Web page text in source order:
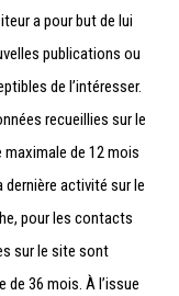
a pour but de lui
publications ou
de l’intéresser.
recueillies sur le
de 12 mois
activité sur le
pour les contacts
sur le site sont
de 36 mois. À l’issue